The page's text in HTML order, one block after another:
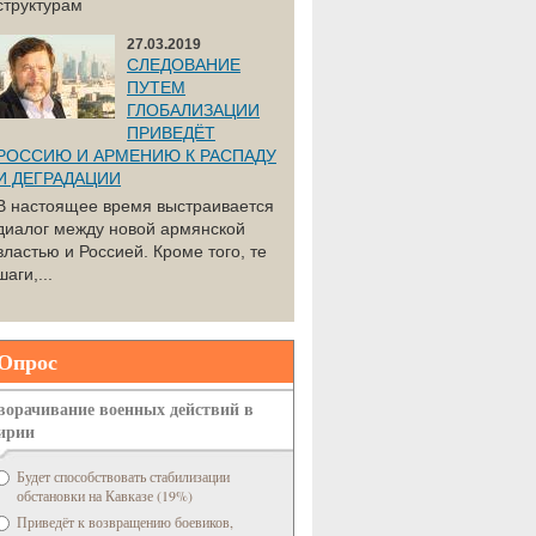
27.03.2019
СЛЕДОВАНИЕ
ПУТЕМ
ГЛОБАЛИЗАЦИИ
ПРИВЕДЁТ
И АРМЕНИЮ К РАСПАДУ
ДЕГРАДАЦИИ
настоящее время выстраивается
между новой армянской
и Россией. Кроме того, те
военных действий в
Будет способствовать стабилизации
обстановки на Кавказе (19%)
Приведёт к возвращению боевиков,